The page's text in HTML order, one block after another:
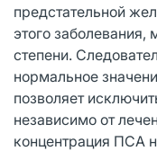
предстательной
этого заболевания,
степени.
нормальное
позволяет
независимо от
концентрация ПСА